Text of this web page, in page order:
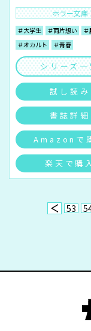
ホラー文庫
＃大学生 ＃両片想い
＃
＃オカルト
＃青春
シリーズ
試し読み
書誌詳細
Amazonで
楽天で購
53